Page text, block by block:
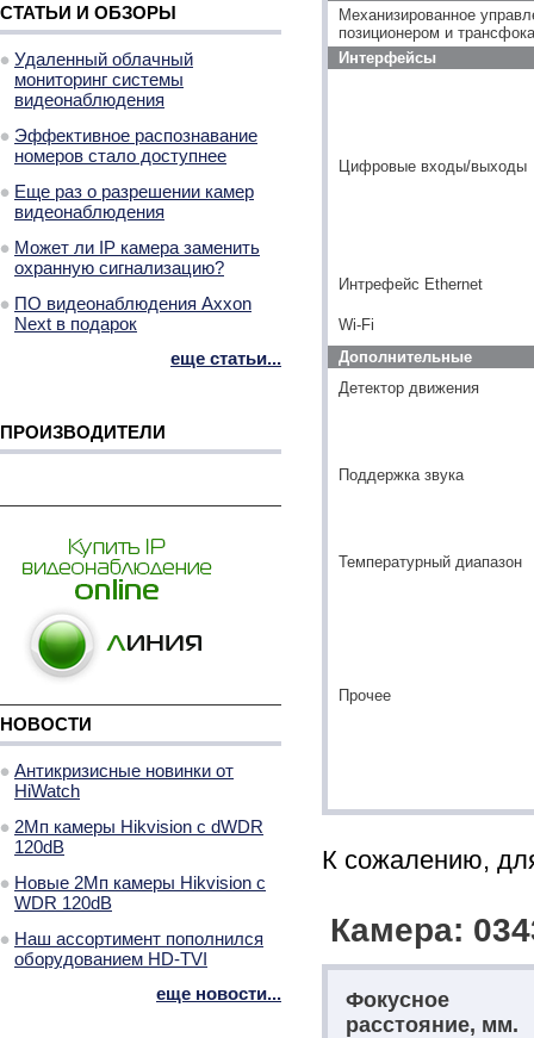
Механизированное
позиционером и
Интерфейсы
Цифровые входы/выходы
Интрефейс Ethernet
Wi-Fi
Дополнительные
Детектор движения
Поддержка звука
Температурный диапазон
Прочее
К сожалению,
Камера:
Фокусное
расстояние, мм.
СТАТЬИ И ОБЗОРЫ
Удаленный облачный
мониторинг системы
видеонаблюдения
Эффективное распознавание
номеров стало доступнее
Еще раз о разрешении камер
видеонаблюдения
Может ли IP камера заменить
охранную сигнализацию?
ПО видеонаблюдения Axxon
Next в подарок
еще статьи...
ПРОИЗВОДИТЕЛИ
НОВОСТИ
Антикризисные новинки от
HiWatch
2Мп камеры Hikvision с dWDR
120dB
Новые 2Мп камеры Hikvision с
WDR 120dB
Наш ассортимент пополнился
оборудованием HD-TVI
еще новости...